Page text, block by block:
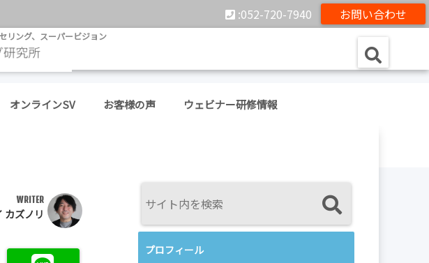
お問い合わせ
:052-720-7940
リング、スーパービジョン
オンラインSV お客様の声 ウェビナー研修情報
WRITER
カズノリ
プロフィール